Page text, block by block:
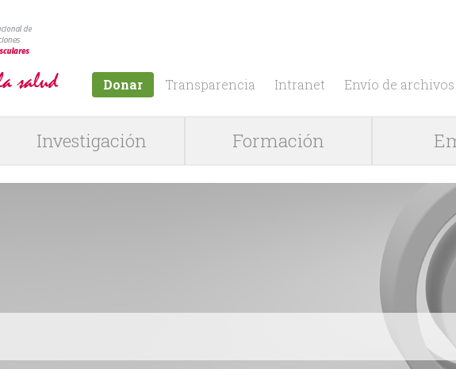
Donar Transparencia Intranet Envío de archivos
Investigación Formación